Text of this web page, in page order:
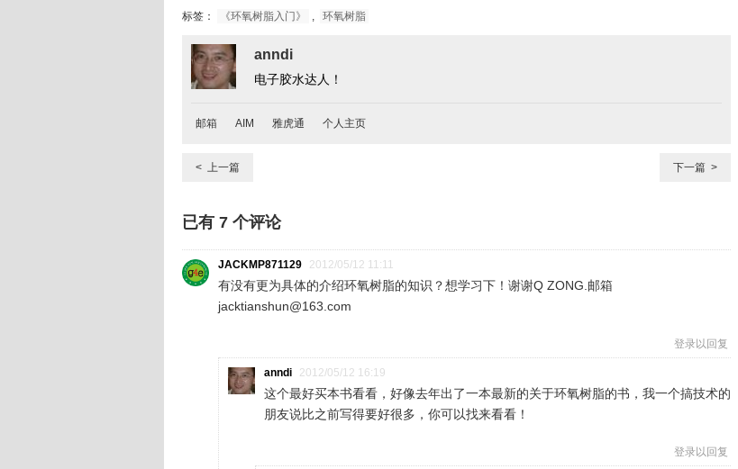
标签： 《环氧树脂入门》 , 环氧树脂
anndi
电子胶水达人！
邮箱 AIM 雅虎通 个人主页
< 上一篇 下一篇 >
已有 7 个评论
JACKMP871129 2012/05/12 11:11
有没有更为具体的介绍环氧树脂的知识？想学习下！谢谢Q ZONG.邮箱
jacktianshun@163.com
登录以回复
anndi 2012/05/12 16:19
这个最好买本书看看，好像去年出了一本最新的关于环氧树脂的书，我一个搞技术的
朋友说比之前写得要好很多，你可以找来看看！
登录以回复